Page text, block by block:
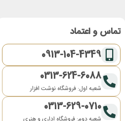
تماس و اعتماد
0913-104-4349
0313-624-6088
شعبه اول: فروشگاه نوشت افزار
0313-629-0710